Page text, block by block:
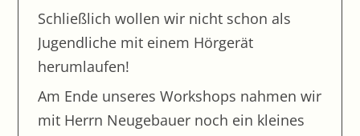
Bauer Martin in Leipheim
Wasserwerk Langenau
Schule wie vor 100 Jahren
Frau Englert tritt in den Ruhestand
Unser Spielefest mit der inklusiven Grundschule
Schließlich wollen wir nicht schon als
Jugendliche mit einem Hörgerät
herumlaufen!
Am Ende unseres Workshops nahmen wir
mit Herrn Neugebauer noch ein kleines